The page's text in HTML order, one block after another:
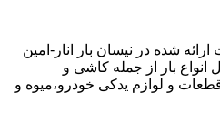
شده در نیسان بار انار-امین
بار از جمله کاشی و
و لوازم یدکی خودرو،میوه و